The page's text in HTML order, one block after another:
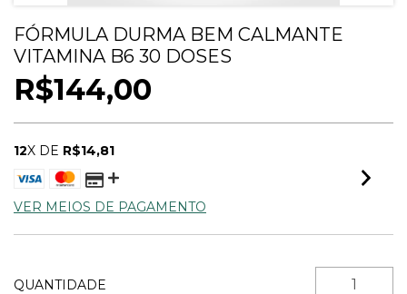
FÓRMULA DURMA BEM CALMANTE
VITAMINA B6 30 DOSES
R$144,00
12X DE R$14,81
VER MEIOS DE PAGAMENTO
QUANTIDADE